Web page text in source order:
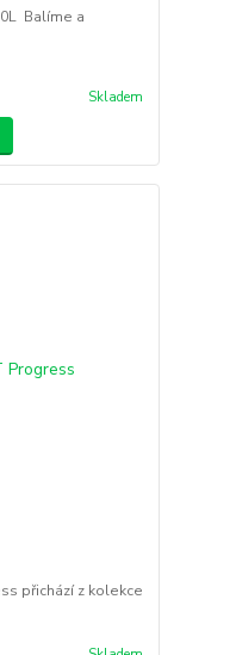
Balíme a
Skladem
přichází z kolekce